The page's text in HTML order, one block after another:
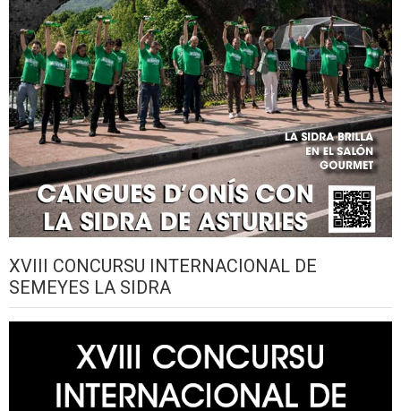
XVIII CONCURSU INTERNACIONAL DE
SEMEYES LA SIDRA